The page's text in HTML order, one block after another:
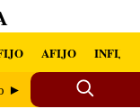
AFIJO INFIJO
►